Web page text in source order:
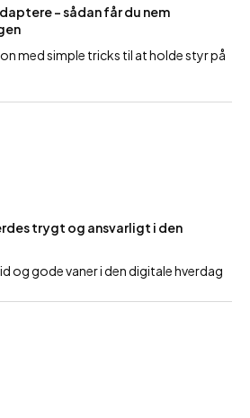
– sådan får du nem
med simple tricks til at holde styr på
trygt og ansvarligt i den
og gode vaner i den digitale hverdag